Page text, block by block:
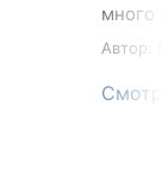
много
Автор: